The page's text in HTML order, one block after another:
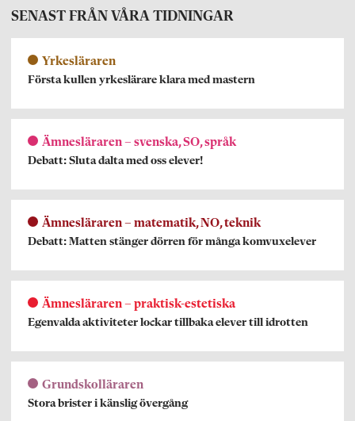
SENAST FRÅN VÅRA TIDNINGAR
Yrkesläraren
Första kullen yrkeslärare klara med mastern
Ämnesläraren – svenska, SO, språk
Debatt: Sluta dalta med oss elever!
Ämnesläraren – matematik, NO, teknik
Debatt: Matten stänger dörren för många komvuxelever
Ämnesläraren – praktisk-estetiska
Egenvalda aktiviteter lockar tillbaka elever till idrotten
Grundskolläraren
Stora brister i känslig övergång